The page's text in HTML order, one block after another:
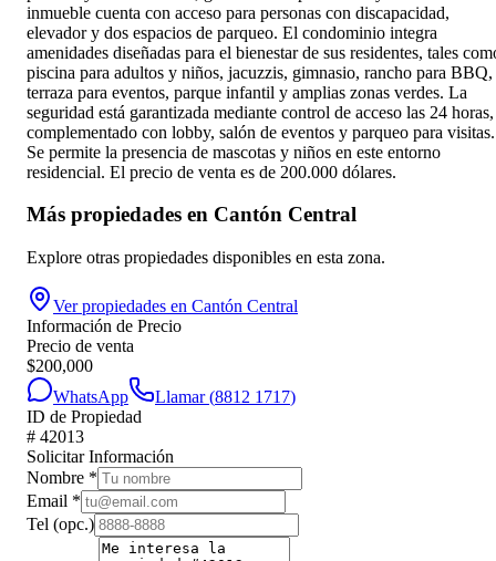
inmueble cuenta con acceso para personas con discapacidad,
elevador y dos espacios de parqueo. El condominio integra
amenidades diseñadas para el bienestar de sus residentes, tales
piscina para adultos y niños, jacuzzis, gimnasio, rancho para BBQ,
terraza para eventos, parque infantil y amplias zonas verdes. La
seguridad está garantizada mediante control de acceso las 24 horas,
complementado con lobby, salón de eventos y parqueo para visitas.
Se permite la presencia de mascotas y niños en este entorno
residencial. El precio de venta es de 200.000 dólares.
Más propiedades en Cantón Central
Explore otras propiedades disponibles en esta zona.
Ver propiedades en Cantón Central
Información de Precio
Precio de venta
$200,000
WhatsApp
Llamar (8812 1717)
ID de Propiedad
# 42013
Solicitar Información
Nombre *
Email *
Tel (opc.)